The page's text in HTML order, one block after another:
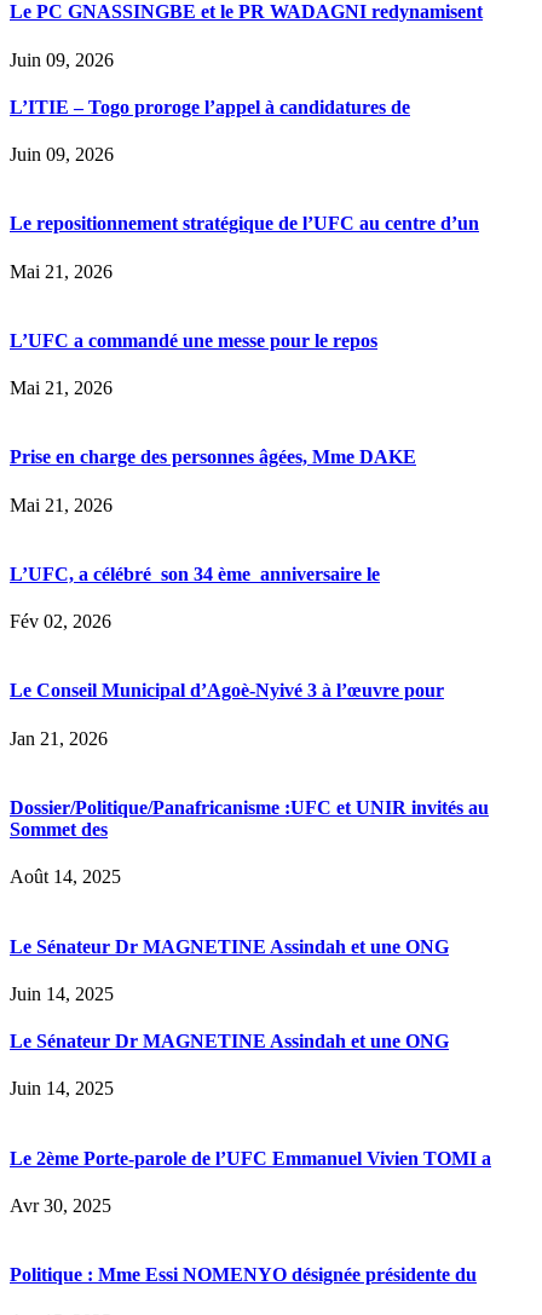
Le PC GNASSINGBE et le PR WADAGNI redynamisent
Juin 09, 2026
L’ITIE – Togo proroge l’appel à candidatures de
Juin 09, 2026
Le repositionnement stratégique de l’UFC au centre d’un
Mai 21, 2026
L’UFC a commandé une messe pour le repos
Mai 21, 2026
Prise en charge des personnes âgées, Mme DAKE
Mai 21, 2026
L’UFC, a célébré son 34 ème anniversaire le
Fév 02, 2026
Le Conseil Municipal d’Agoè-Nyivé 3 à l’œuvre pour
Jan 21, 2026
Dossier/Politique/Panafricanisme :UFC et UNIR invités au
Sommet des
Août 14, 2025
Le Sénateur Dr MAGNETINE Assindah et une ONG
Juin 14, 2025
Le Sénateur Dr MAGNETINE Assindah et une ONG
Juin 14, 2025
Le 2ème Porte-parole de l’UFC Emmanuel Vivien TOMI a
Avr 30, 2025
Politique : Mme Essi NOMENYO désignée présidente du